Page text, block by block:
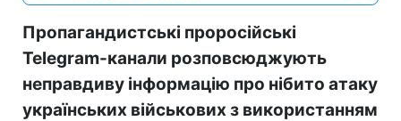
Пропагандистські проросійські
Telegram-канали розповсюджують
неправдиву інформацію про нібито атаку
українських військових з використанням